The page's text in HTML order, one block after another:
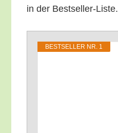
in der Bestseller-Liste.
BEST­SEL­LER NR. 1